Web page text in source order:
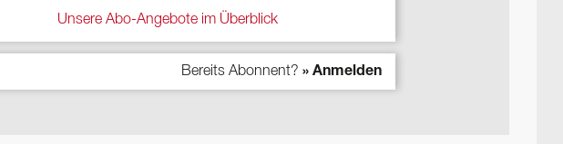
Unsere Abo-Angebote im Überblick
Bereits Abonnent? » Anmelden